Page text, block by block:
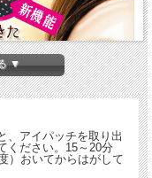
▼
、アイパッチを取り出
ください。15～20分
）おいてからはがして